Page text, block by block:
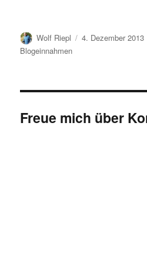
Autor
Wolf Riepl
Veröffentlicht
4. Dezember 2013
Blogeinnahmen
Freue mich über